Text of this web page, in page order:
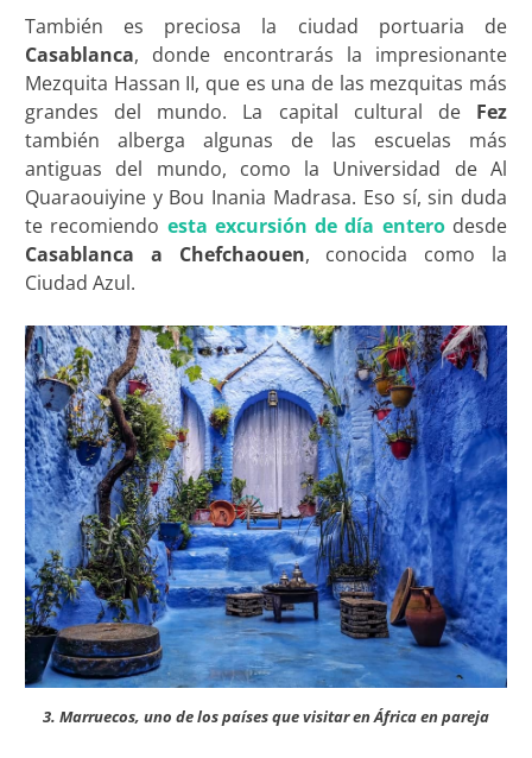
También es preciosa la ciudad portuaria de
Casablanca, donde encontrarás la impresionante
Mezquita Hassan II, que es una de las mezquitas más
grandes del mundo. La capital cultural de Fez
también alberga algunas de las escuelas más
antiguas del mundo, como la Universidad de Al
Quaraouiyine y Bou Inania Madrasa. Eso sí, sin duda
te recomiendo esta excursión de día enterodesde
Casablanca a Chefchaouen, conocida como la
Ciudad Azul.
3. Marruecos, uno de los países que visitar en África en pareja